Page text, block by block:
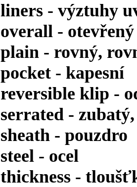
liners - výztuhy
overall - otevřený
plain - rovný,
pocket - kapesní
reversible klip -
serrated -
sheath - pouzdro
steel - ocel
thickness -